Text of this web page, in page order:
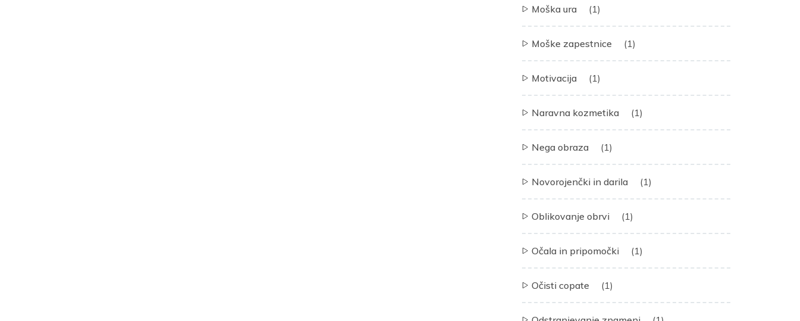
Moška ura (1)
Moške zapestnice (1)
Motivacija (1)
Naravna kozmetika (1)
Nega obraza (1)
Novorojenčki in darila (1)
Oblikovanje obrvi (1)
Očala in pripomočki (1)
Očisti copate (1)